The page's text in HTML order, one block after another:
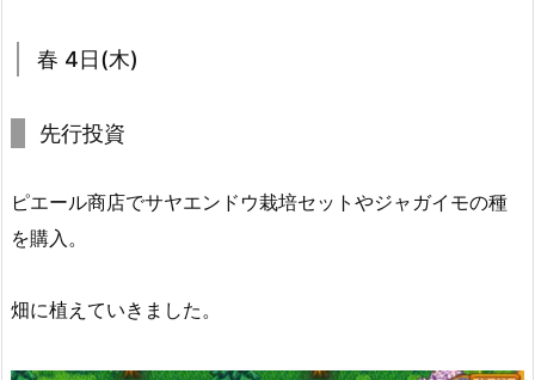
春 4日(木)
先行投資
ピエール商店でサヤエンドウ栽培セットやジャガイモの種
を購入。
畑に植えていきました。